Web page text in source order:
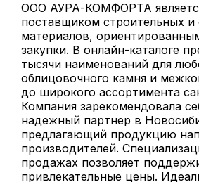
ООО АУРА-КОМФОРТА
поставщиком строительных и
материалов,
закупки. В онлайн-каталоге
тысячи наименований для
облицовочного камня и
до широкого ассортимента
Компания зарекомендовала
надежный партнер в
предлагающий продукцию
производителей.
продажах позволяет
привлекательные цены.